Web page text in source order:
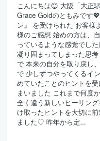
こんにちは😊 大阪「大正
Grace Goldのともみです
ン』 を受けられた お客様
様のご感想 始めの方は、
っているような感覚でし
凝り固まってしまった思
で 本来の自分を取り戻し
で 少しずつやってくるイ
めていたことのヒントを
まいました これまで何度
全く違う新しいヒーリン
け取ったヒントを大切に
ました♡ 昨年から定...